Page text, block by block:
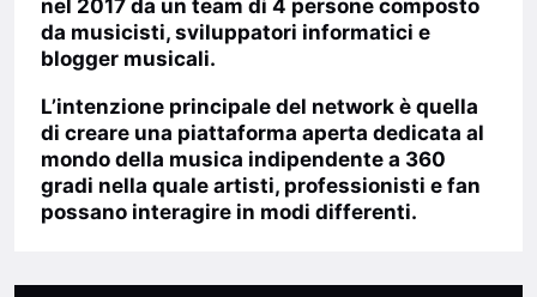
nel 2017 da un team di 4 persone composto
da musicisti, sviluppatori informatici e
blogger musicali.
L’intenzione principale del network è quella
di creare una piattaforma aperta dedicata al
mondo della musica indipendente a 360
gradi nella quale artisti, professionisti e fan
possano interagire in modi differenti.